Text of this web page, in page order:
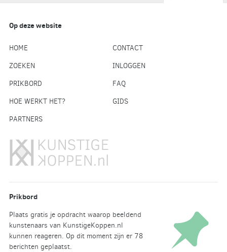
Op deze website
HOME
CONTACT
ZOEKEN
INLOGGEN
PRIKBORD
FAQ
HOE WERKT HET?
GIDS
PARTNERS
Prikbord
Plaats gratis je opdracht waarop beeldend
kunstenaars van KunstigeKoppen.nl
kunnen reageren. Op dit moment zijn er 78
berichten geplaatst.